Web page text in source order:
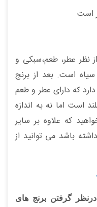
نظر عطر، طعم،سبکی و
است. بعد از برنج
که دارای عطر و طعم
است اما نه به اندازه
که علاوه بر سایر
باشد می توانید از
گرفتن برنج های